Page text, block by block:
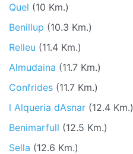
Quel (10 Km.)
Benillup (10.3 Km.)
Relleu (11.4 Km.)
Almudaina (11.7 Km.)
Confrides (11.7 Km.)
l Alqueria dAsnar (12.4 Km.)
Benimarfull (12.5 Km.)
Sella (12.6 Km.)